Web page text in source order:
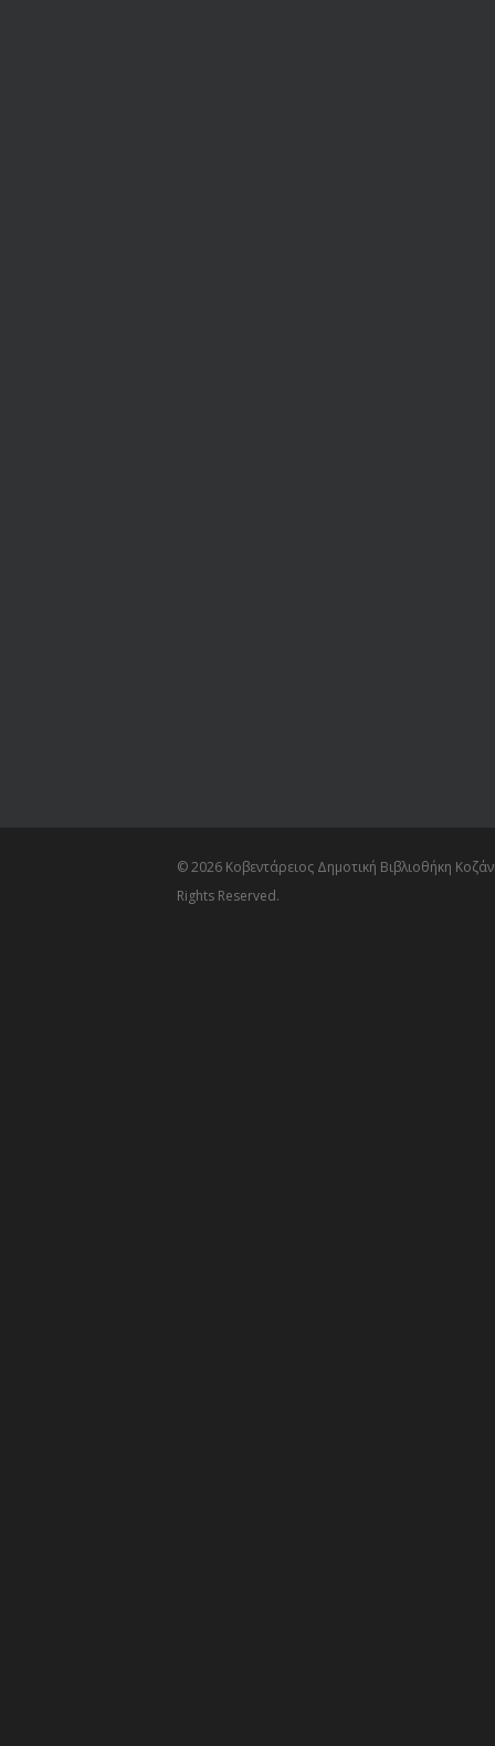
© 2026 Κοβεντάρειος Δημοτική Βιβλιοθήκη
Rights Reserved.